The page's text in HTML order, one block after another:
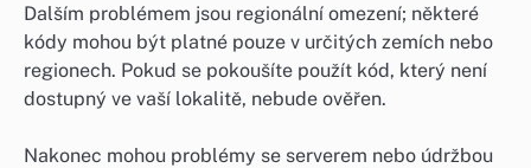
Dalším problémem jsou regionální omezení; některé
kódy mohou být platné pouze v určitých zemích nebo
regionech. Pokud se pokoušíte použít kód, který není
dostupný ve vaší lokalitě, nebude ověřen.
Nakonec mohou problémy se serverem nebo údržbou